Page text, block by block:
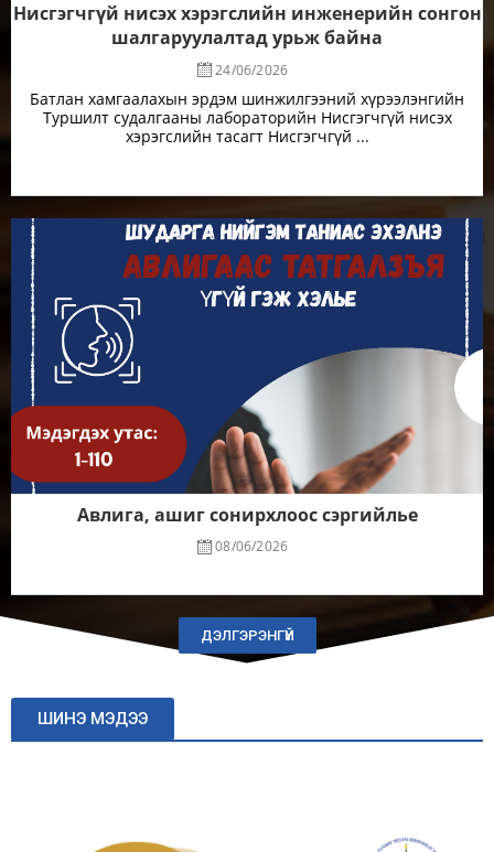
Нисгэгчгүй нисэх хэрэгслийн инженерийн сонгон
шалгаруулалтад урьж байна
24/06/2026
Батлан хамгаалахын эрдэм шинжилгээний хүрээлэнгийн
Туршилт судалгааны лабораторийн Нисгэгчгүй нисэх
хэрэгслийн тасагт Нисгэгчгүй ...
Авлига, ашиг сонирхлоос сэргийлье
08/06/2026
ДЭЛГЭРЭНГҮЙ
ШИНЭ МЭДЭЭ